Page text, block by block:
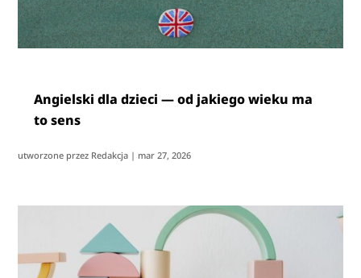
Angielski dla dzieci — od jakiego wieku ma
to sens
utworzone przez Redakcja | mar 27, 2026